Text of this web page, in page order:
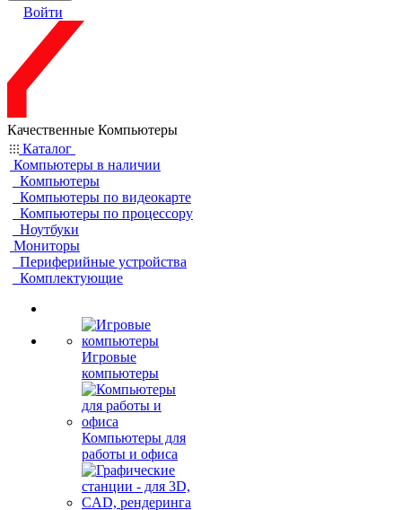
Войти
Качественные Компьютеры
Каталог
Компьютеры в наличии
Компьютеры
Компьютеры по видеокарте
Компьютеры по процессору
Ноутбуки
Мониторы
Периферийные устройства
Комплектующие
Игровые
компьютеры
Компьютеры для
работы и офиса